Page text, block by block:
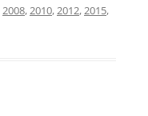
2008,2010,2012,2015,